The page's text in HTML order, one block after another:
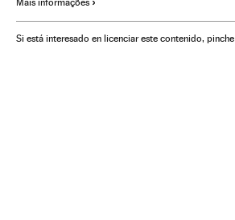
Mais informações
Si está interesado en licenciar este contenido, pinche